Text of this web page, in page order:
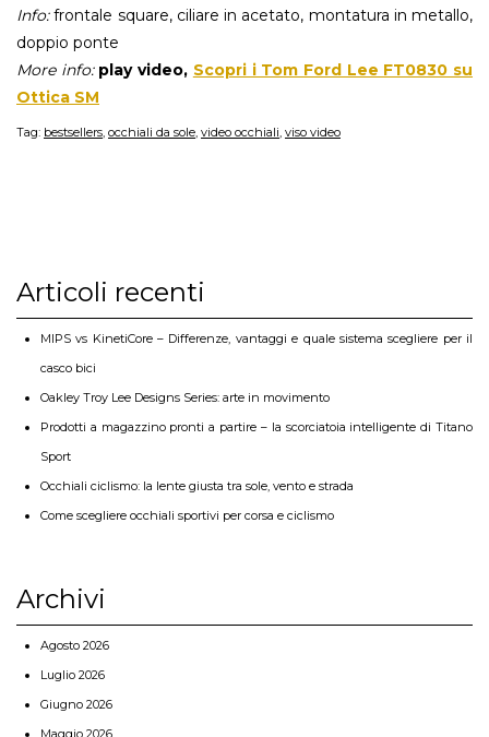
Info:frontale square, ciliare in acetato, montatura in metallo,
doppio ponte
More info:play video, Scopri i Tom Ford Lee FT0830 su
Ottica SM
Tag: bestsellers, occhiali da sole, video occhiali, viso video
Articoli recenti
MIPS vs KinetiCore – Differenze, vantaggi e quale sistema scegliere per il
casco bici
Oakley Troy Lee Designs Series: arte in movimento
Prodotti a magazzino pronti a partire – la scorciatoia intelligente di Titano
Sport
Occhiali ciclismo: la lente giusta tra sole, vento e strada
Come scegliere occhiali sportivi per corsa e ciclismo
Archivi
Agosto 2026
Luglio 2026
Giugno 2026
Maggio 2026